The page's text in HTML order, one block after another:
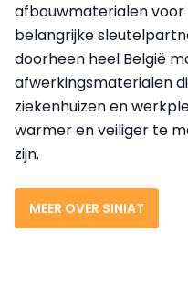
afbouwmaterialen voor
belangrijke
doorheen heel België
afwerkingsmaterialen
ziekenhuizen en
warmer en veiliger te
zijn.
MEER OVER SINIAT